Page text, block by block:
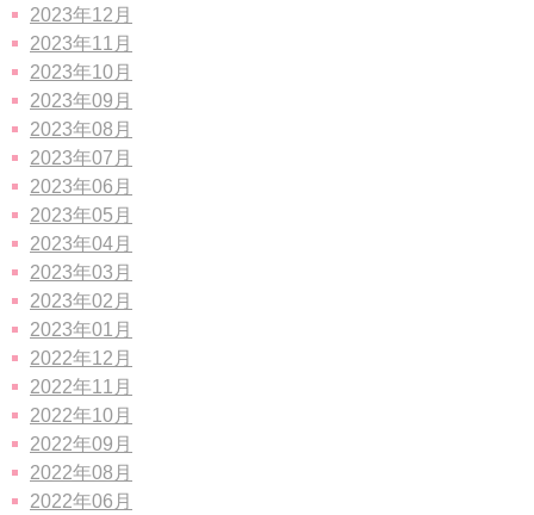
2023年12月
2023年11月
2023年10月
2023年09月
2023年08月
2023年07月
2023年06月
2023年05月
2023年04月
2023年03月
2023年02月
2023年01月
2022年12月
2022年11月
2022年10月
2022年09月
2022年08月
2022年06月